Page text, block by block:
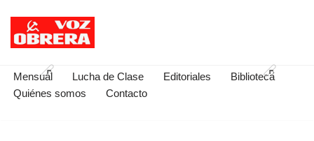
Saltar
contenido
Mensual Lucha de Clase Editoriales
Biblioteca
Quiénes somos
Contacto